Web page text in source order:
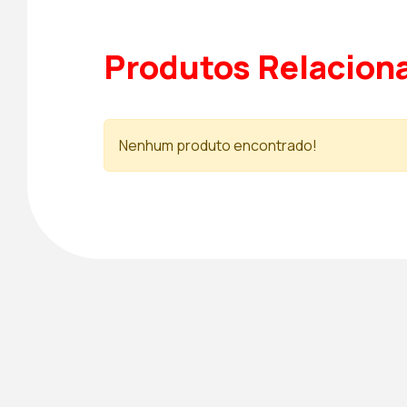
Produtos
Nenhum produto encontrado!